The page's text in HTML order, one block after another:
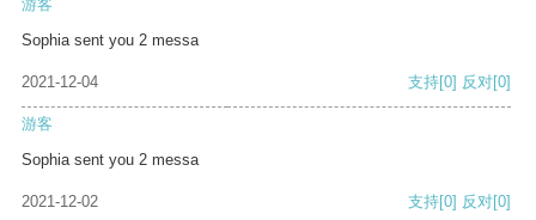
游客
Sophia sent you 2 messa
2021-12-04 支持[0] 反对[0]
游客
Sophia sent you 2 messa
2021-12-02 支持[0] 反对[0]